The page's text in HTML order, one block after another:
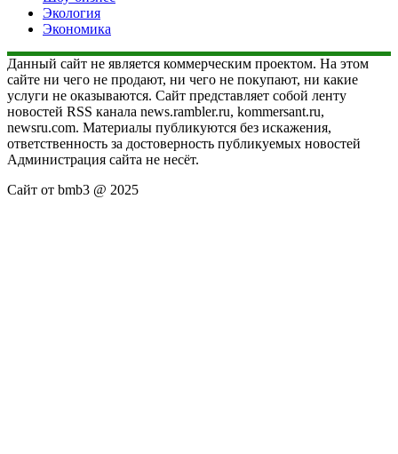
Экология
Экономика
Данный сайт не является коммерческим проектом. На этом
сайте ни чего не продают, ни чего не покупают, ни какие
услуги не оказываются. Сайт представляет собой ленту
новостей RSS канала news.rambler.ru, kommersant.ru,
newsru.com. Материалы публикуются без искажения,
ответственность за достоверность публикуемых новостей
Администрация сайта не несёт.
Сайт от bmb3 @ 2025